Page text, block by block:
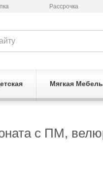
Рассрочка
Мягкая Мебель
с ПМ,